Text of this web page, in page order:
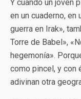
Y cuando un joven
en un cuaderno,
guerra en Irak»,
Torre de Babel»,
hegemonía».
como pincel, y con
adivinan otra